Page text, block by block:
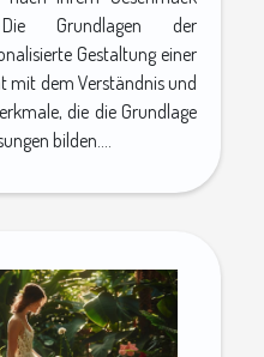
Grundlagen der
Gestaltung einer
mit dem Verständnis und
die die Grundlage
bilden....